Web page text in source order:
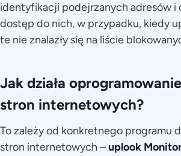
identyfikacji podejrzanych adresów i
dostęp do nich, w przypadku, kiedy
te nie znalazły się na liście
Jak działa
stron internetowych?
To zależy od konkretnego programu
stron internetowych –uplook